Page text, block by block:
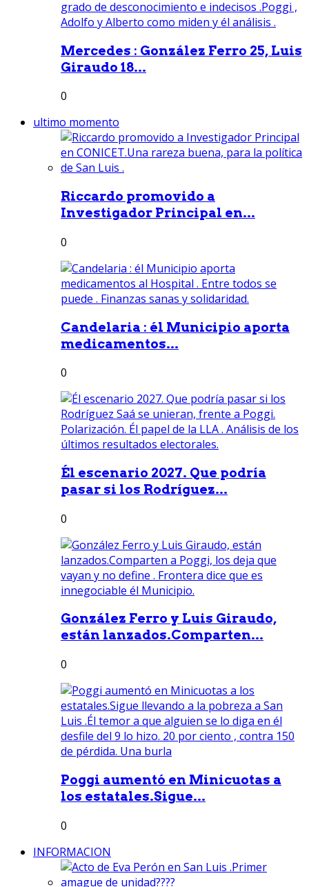
Mercedes : González Ferro 25, Luis
Giraudo 18...
0
ultimo momento
Riccardo promovido a
Investigador Principal en...
0
Candelaria : él Municipio aporta
medicamentos...
0
Él escenario 2027. Que podría
pasar si los Rodríguez...
0
González Ferro y Luis Giraudo,
están lanzados.Comparten...
0
Poggi aumentó en Minicuotas a
los estatales.Sigue...
0
INFORMACION